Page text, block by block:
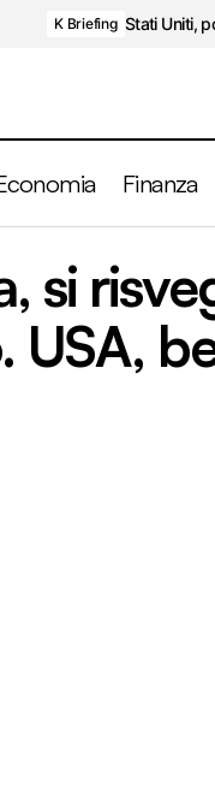
K Briefing Stati Uniti,
Finanza
giugno
si
USA,